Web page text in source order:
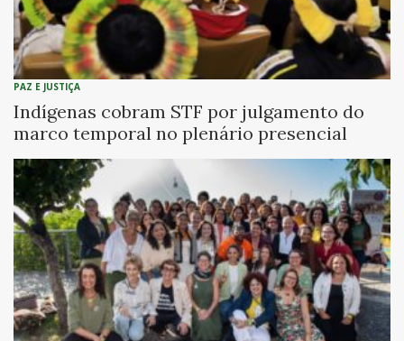
PAZ E JUSTIÇA
Indígenas cobram STF por julgamento do
marco temporal no plenário presencial